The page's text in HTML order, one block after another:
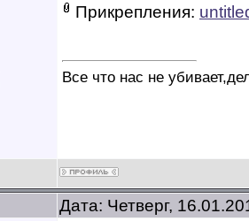
Прикрепления:
Все что нас не
Дата: Четверг,